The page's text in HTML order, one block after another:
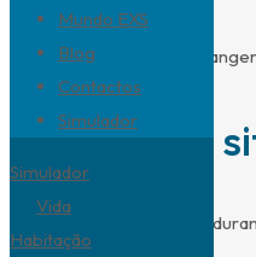
Mundo EXS
Blog
Contactos
Simulador
Simulador
Vida
Habitação
Soluções que podem
Aplicável a
Em casa, fora de casa ou